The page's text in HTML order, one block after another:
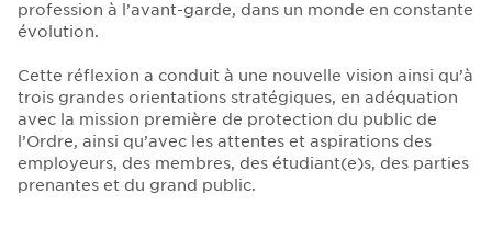
profession à l’avant-garde, dans un monde en constante
évolution.
Cette réflexion a conduit à une nouvelle vision ainsi qu’à
trois grandes orientations stratégiques, en adéquation
avec la mission première de protection du public de
l’Ordre, ainsi qu’avec les attentes et aspirations des
employeurs, des membres, des étudiant(e)s, des parties
prenantes et du grand public.